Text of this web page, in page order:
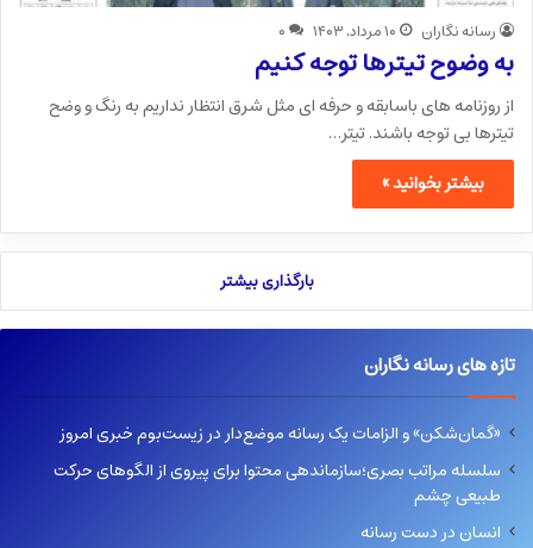
رسانه نگاران ۱۰ مرداد, ۱۴۰۳ ۰
به وضوح تیترها توجه کنیم
از روزنامه های باسابقه و حرفه ای مثل شرق انتظار نداریم به رنگ و وضح
تیترها بی توجه باشند. تیتر…
بیشتر بخوانید »
بارگذاری بیشتر
تازه های رسانه نگاران
«گمان‌شکن» و الزامات یک رسانه موضع‌دار در زیست‌بوم خبری امروز
سلسله مراتب بصری؛سازماندهی محتوا برای پیروی از الگوهای حرکت
طبیعی چشم
انسان در دست رسانه